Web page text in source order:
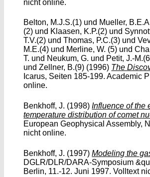
nicht online.
Belton, M.J.S.(1) und Mueller,
(2) und Klaasen, K.P.(2) und
T.V.(2) undThomas, P.C.(3) und
M.E.(4) und Merline, W. (5) und
T. und Neukum, G. und Petit, J.-
undZellner, B.(9) (1996) The
Icarus, Seiten 185-199. Academic
online.
Benkhoff, J. (1998)Influence of the
temperature distribution of comet
European Geophysical Assembly,
nicht online.
Benkhoff, J. (1997)Modeling the
DGLR/DLR/DARA-Symposium
Berlin, 11.-12. Juni 1997. Volltext